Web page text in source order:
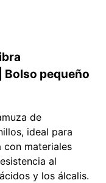
Bolso pequeño
de
ideal para
con materiales
al
y los álcalis.